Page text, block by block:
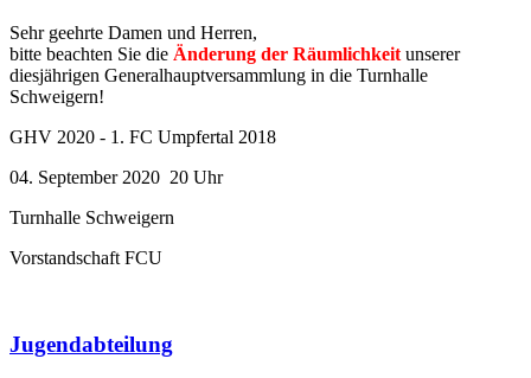
Sehr geehrte Damen und Herren,
bitte beachten Sie die Änderung der Räumlichkeit unserer
diesjährigen Generalhauptversammlung in die Turnhalle
Schweigern!
GHV 2020 - 1. FC Umpfertal 2018
04. September 2020 20 Uhr
Turnhalle Schweigern
Vorstandschaft FCU
Jugendabteilung